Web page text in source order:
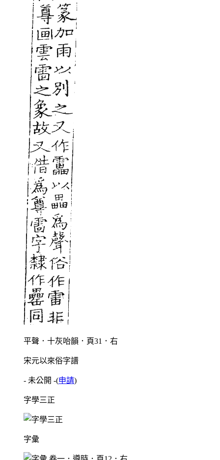
平聲．十灰咍韻．頁31．右
宋元以來俗字譜
- 未公開 -(申請)
字學三正
字彙